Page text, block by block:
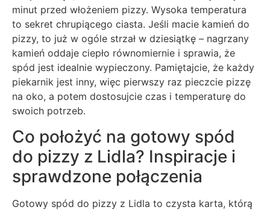
minut przed włożeniem pizzy. Wysoka temperatura
to sekret chrupiącego ciasta. Jeśli macie kamień do
pizzy, to już w ogóle strzał w dziesiątkę – nagrzany
kamień oddaje ciepło równomiernie i sprawia, że
spód jest idealnie wypieczony. Pamiętajcie, że każdy
piekarnik jest inny, więc pierwszy raz pieczcie pizzę
na oko, a potem dostosujcie czas i temperaturę do
swoich potrzeb.
Co położyć na gotowy spód
do pizzy z Lidla? Inspiracje i
sprawdzone połączenia
Gotowy spód do pizzy z Lidla to czysta karta, którą